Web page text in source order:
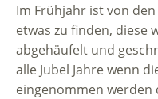
Im Frühjahr ist von
etwas zu finden, diese
abgehäufelt und
alle Jubel Jahre wenn
eingenommen werden